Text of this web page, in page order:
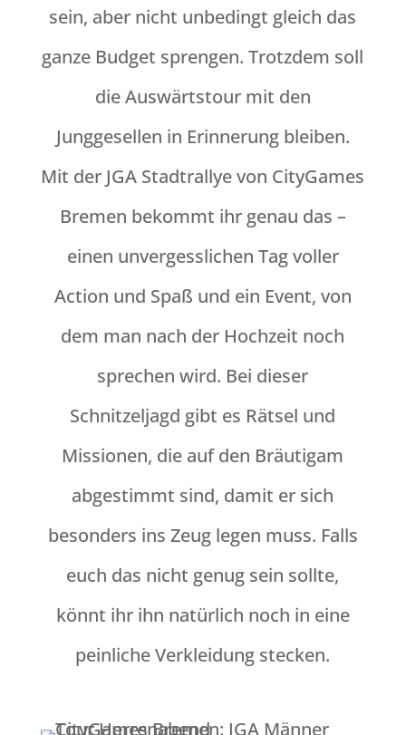
sein, aber nicht unbedingt gleich das
ganze Budget sprengen. Trotzdem soll
die Auswärtstour mit den
Junggesellen in Erinnerung bleiben.
Mit der JGA Stadtrallye von CityGames
Bremen bekommt ihr genau das –
einen unvergesslichen Tag voller
Action und Spaß und ein Event, von
dem man nach der Hochzeit noch
sprechen wird. Bei dieser
Schnitzeljagd gibt es Rätsel und
Missionen, die auf den Bräutigam
abgestimmt sind, damit er sich
besonders ins Zeug legen muss. Falls
euch das nicht genug sein sollte,
könnt ihr ihn natürlich noch in eine
peinliche Verkleidung stecken.